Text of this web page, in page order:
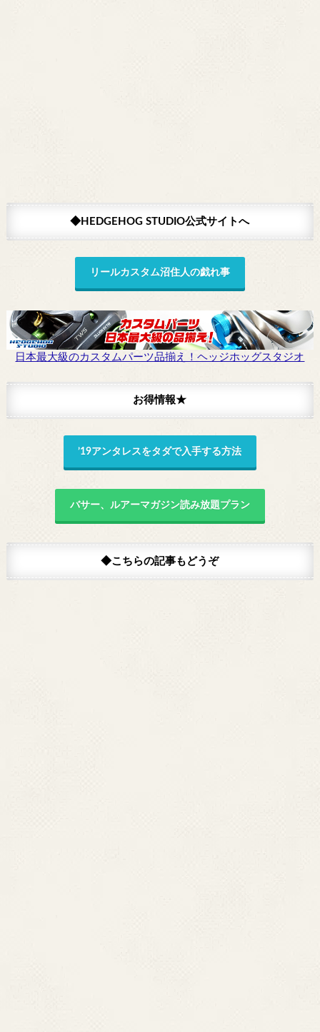
◆HEDGEHOG STUDIO公式サイトへ
リールカスタム沼住人の戯れ事
日本最大級のカスタムパーツ品揃え！ヘッジホッグスタジオ
お得情報★
’19アンタレスをタダで入手する方法
バサー、ルアーマガジン読み放題プラン
◆こちらの記事もどうぞ